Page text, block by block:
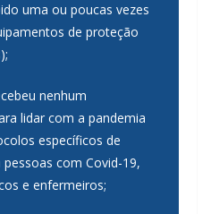
uma ou poucas vezes
de proteção
nenhum
lidar com a pandemia
específicos de
com Covid-19,
e enfermeiros;